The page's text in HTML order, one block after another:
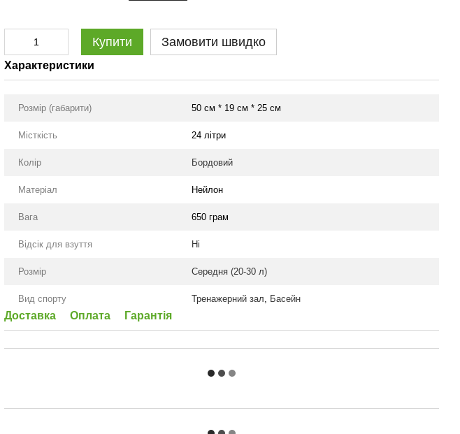
Купити Замовити швидко
Характеристики
Розмір (габарити) 50 см * 19 см * 25 см
Місткість 24 літри
Колір Бордовий
Матеріал Нейлон
Вага 650 грам
Відсік для взуття Ні
Розмір Середня (20-30 л)
Вид спорту Тренажерний зал, Басейн
Доставка Оплата Гарантія